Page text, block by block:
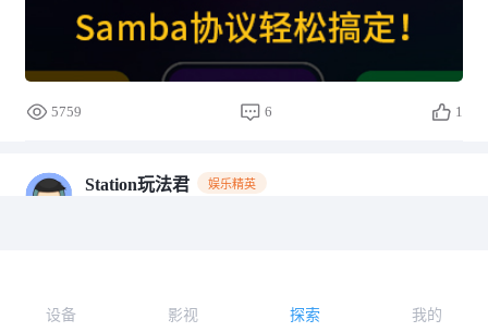
5759 6 1
Station玩法君 娱乐精英
大家是不是在网盘里存了各种资源和文件，可是每个月只
设备 影视 探索 我的